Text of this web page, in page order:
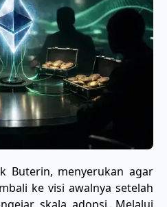
Buterin, menyerukan agar
ke visi awalnya setelah